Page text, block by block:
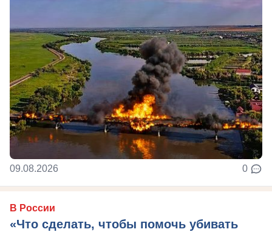
09.08.2026 0
В России
«Что сделать, чтобы помочь убивать